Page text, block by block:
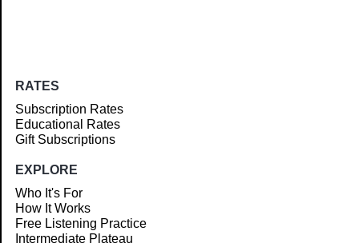
RATES
Subscription Rates
Educational Rates
Gift Subscriptions
EXPLORE
Who It's For
How It Works
Free Listening Practice
Intermediate Plateau